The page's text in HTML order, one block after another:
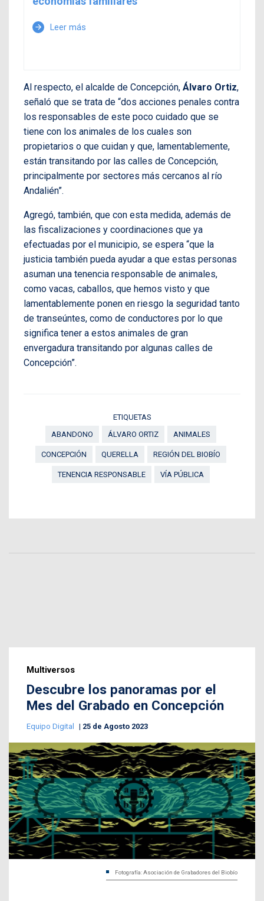
arrow_forward Leer más
Al respecto, el alcalde de Concepción, Álvaro Ortiz,
señaló que se trata de “dos acciones penales contra
los responsables de este poco cuidado que se
tiene con los animales de los cuales son
propietarios o que cuidan y que, lamentablemente,
están transitando por las calles de Concepción,
principalmente por sectores más cercanos al río
Andalién”.
Agregó, también, que con esta medida, además de
las fiscalizaciones y coordinaciones que ya
efectuadas por el municipio, se espera “que la
justicia también pueda ayudar a que estas personas
asuman una tenencia responsable de animales,
como vacas, caballos, que hemos visto y que
lamentablemente ponen en riesgo la seguridad tanto
de transeúntes, como de conductores por lo que
significa tener a estos animales de gran
envergadura transitando por algunas calles de
Concepción”.
ETIQUETAS
ABANDONO
ÁLVARO ORTIZ ANIMALES
CONCEPCIÓN QUERELLA REGIÓN DEL BIOBÍO
TENENCIA RESPONSABLE VÍA PÚBLICA
Multiversos
Descubre los panoramas por el
Mes del Grabado en Concepción
Equipo Digital 25 de Agosto 2023
Fotografía: Asociación de Grabadores del Biobío